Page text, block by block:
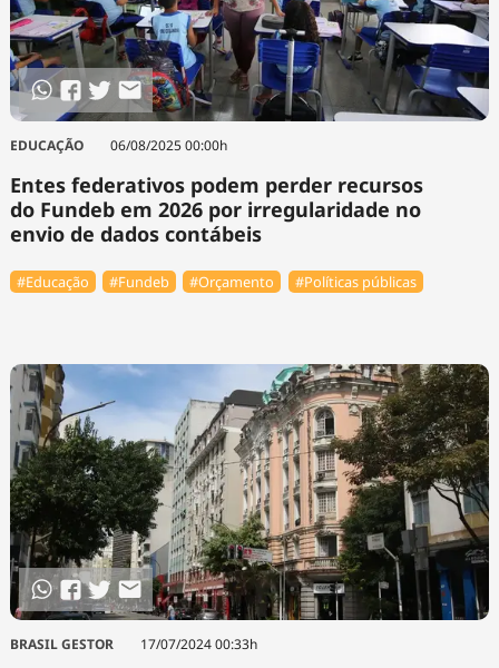
EDUCAÇÃO 06/08/2025 00:00h
Entes federativos podem perder recursos
do Fundeb em 2026 por irregularidade no
envio de dados contábeis
#Educação #Fundeb #Orçamento #Políticas públicas
BRASIL GESTOR 17/07/2024 00:33h